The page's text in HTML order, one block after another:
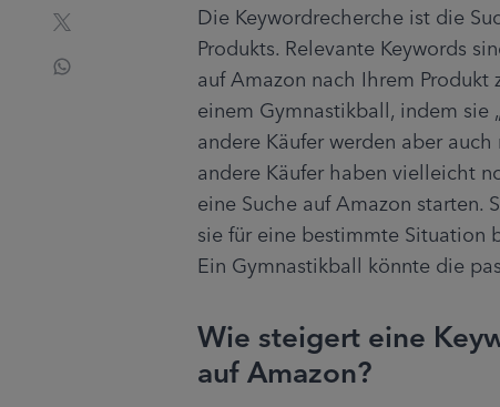
Die Keywordrecherche ist die
Produkts. Relevante Keywords
auf Amazon nach Ihrem Produkt
einem Gymnastikball, indem sie
andere Käufer werden aber
andere Käufer haben vielleicht
eine Suche auf Amazon starten.
sie für eine bestimmte Situation
Ein Gymnastikball könnte die
Wie steigert eine
auf Amazon?